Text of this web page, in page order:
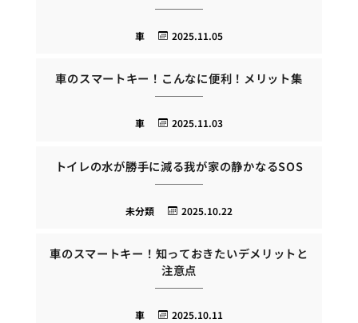
2025.11.05
車
車のスマートキー！こんなに便利！メリット集
2025.11.03
車
トイレの水が勝手に減る我が家の静かなるSOS
2025.10.22
未分類
車のスマートキー！知っておきたいデメリットと
注意点
2025.10.11
車